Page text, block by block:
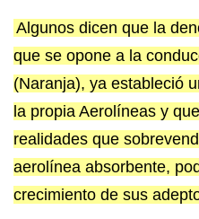
Algunos dicen que la
que se opone a la
(Naranja), ya estableció
la propia Aerolíneas y
realidades que
aerolínea absorbente,
crecimiento de sus